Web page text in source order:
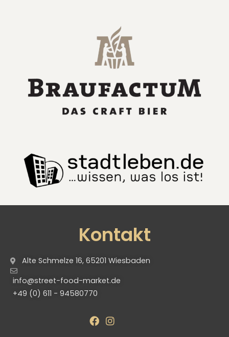
Kontakt
Alte Schmelze 16, 65201 Wiesbaden
info@street-food-market.de
+49 (0) 611 - 94580770